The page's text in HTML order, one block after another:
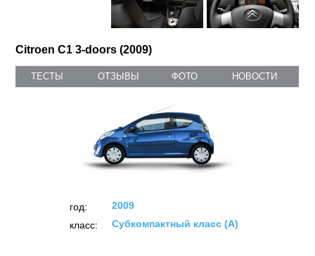
Citroen C1 3-doors (2009)
ТЕСТЫ ОТЗЫВЫ ФОТО НОВОСТИ
год:
2009
класс:
Субкомпактный класс (А)